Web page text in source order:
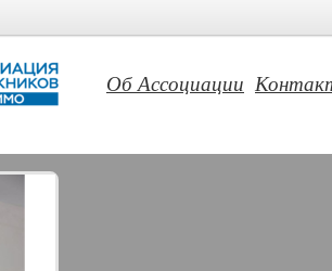
Об Ассоциации